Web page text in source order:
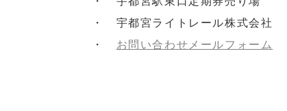
・ 宇都宮ライトレール株式会社
・ お問い合わせメールフォーム